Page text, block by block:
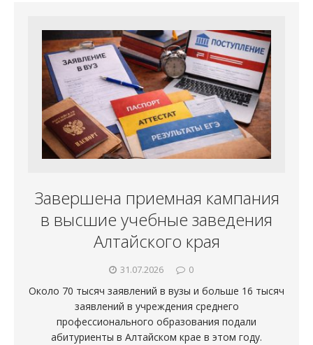
Завершена приемная кампания
в высшие учебные заведения
Алтайского края
31.07.2026 0
Около 70 тысяч заявлений в вузы и больше 16 тысяч
заявлений в учреждения среднего
профессионального образования подали
абитуриенты в Алтайском крае в этом году.